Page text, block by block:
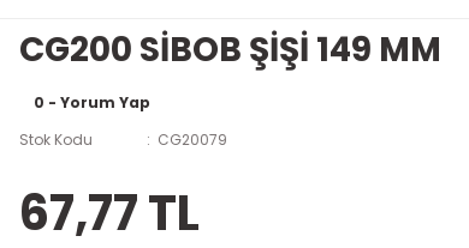
CG200 SİBOB ŞİŞİ 149 MM
0 - Yorum Yap
Stok Kodu
CG20079
67,77 TL